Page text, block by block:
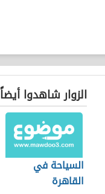
الزوار شاهدوا أيضاً
السياحة في
القاهرة